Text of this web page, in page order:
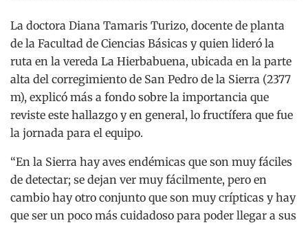
La doctora Diana Tamaris Turizo, docente de planta
de la Facultad de Ciencias Básicas y quien lideró la
ruta en la vereda La Hierbabuena, ubicada en la parte
alta del corregimiento de San Pedro de la Sierra (2377
m), explicó más a fondo sobre la importancia que
reviste este hallazgo y en general, lo fructífera que fue
la jornada para el equipo.
“En la Sierra hay aves endémicas que son muy fáciles
de detectar; se dejan ver muy fácilmente, pero en
cambio hay otro conjunto que son muy crípticas y hay
que ser un poco más cuidadoso para poder llegar a sus